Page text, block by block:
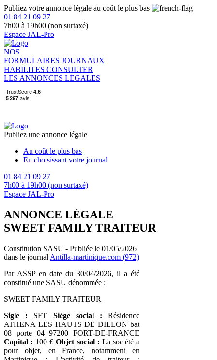
Publiez votre annonce légale au coût le plus bas
01 84 21 09 27
7h00 à 19h00 (non surtaxé)
Espace JAL-Pro
NOS
FORMULAIRES JOURNAUX
HABILITES CONSULTER
LES ANNONCES LEGALES
Publiez une annonce légale
Au coût le plus bas
En choisissant votre journal
01 84 21 09 27
7h00 à 19h00 (non surtaxé)
Espace JAL-Pro
ANNONCE LÉGALE
SWEET FAMILY TRAITEUR
Constitution SASU - Publiée le 01/05/2026
dans le journal Antilla-martinique.com (972)
Par ASSP en date du 30/04/2026, il a été
constitué une SASU dénommée :
SWEET FAMILY TRAITEUR
Sigle : SFT Siège social : Résidence
ATHENA LES HAUTS DE DILLON bat
08 porte 04 97200 FORT-DE-FRANCE
Capital : 100 €Objet social : La société a
pour objet, en France, notamment en